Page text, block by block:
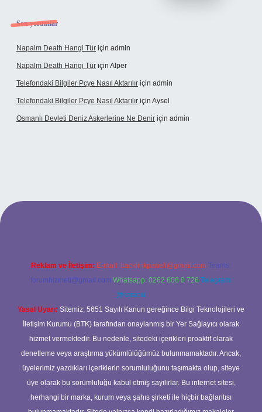
Son yorumlar
Napalm Death Hangi Tür için admin
Napalm Death Hangi Tür için Alper
Telefondaki Bilgiler Pcye Nasıl Aktarılır için admin
Telefondaki Bilgiler Pcye Nasıl Aktarılır için Aysel
Osmanlı Devleti Deniz Askerlerine Ne Denir için admin
giriş
Reklam ve İletişim: E-mail: backlinkpaneli@gmail.com Teams:
forumhizmeti@gmail.com Whatsapp: 0262 606 0 726 Telegram:
@karabul
Yasal Uyarı: Sitemiz, 5651 Sayılı Kanun gereğince Bilgi Teknolojileri ve
İletişim Kurumu (BTK) tarafından onaylanmış bir Yer Sağlayıcı olarak
hizmet vermektedir. Bu nedenle, sitedeki içerikleri proaktif olarak
denetleme veya araştırma yükümlülüğümüz bulunmamaktadır. Ancak,
üyelerimiz yazdıkları içeriklerin sorumluluğunu taşımakta olup, siteye
üye olarak bu sorumluluğu kabul etmiş sayılırlar. Bu internet sitesi,
herhangi bir marka, kurum veya şahıs şirketi ile hiçbir bağlantısı